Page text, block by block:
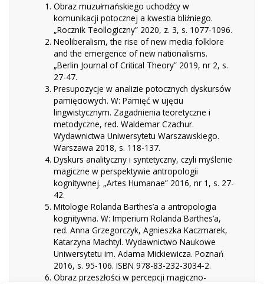
Obraz muzułmańskiego uchodźcy w
komunikacji potocznej a kwestia bliźniego.
„Rocznik Teollogiczny” 2020, z. 3, s. 1077-1096.
Neoliberalism, the rise of new media folklore
and the emergence of new nationalisms.
„Berlin Journal of Critical Theory” 2019, nr 2, s.
27-47.
Presupozycje w analizie potocznych dyskursów
pamięciowych. W: Pamięć w ujęciu
lingwistycznym. Zagadnienia teoretyczne i
metodyczne, red. Waldemar Czachur.
Wydawnictwa Uniwersytetu Warszawskiego.
Warszawa 2018, s. 118-137.
Dyskurs analityczny i syntetyczny, czyli myślenie
magiczne w perspektywie antropologii
kognitywnej. „Artes Humanae” 2016, nr 1, s. 27-
42.
Mitologie Rolanda Barthes’a a antropologia
kognitywna. W: Imperium Rolanda Barthes’a,
red. Anna Grzegorczyk, Agnieszka Kaczmarek,
Katarzyna Machtyl. Wydawnictwo Naukowe
Uniwersytetu im. Adama Mickiewicza. Poznań
2016, s. 95-106. ISBN 978-83-232-3034-2.
Obraz przeszłości w percepcji magiczno-